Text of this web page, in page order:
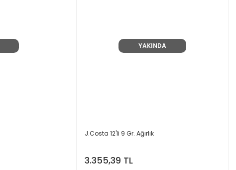
YAKINDA
J.Costa 12'li 9 Gr. Ağırlık
3.355,39 TL